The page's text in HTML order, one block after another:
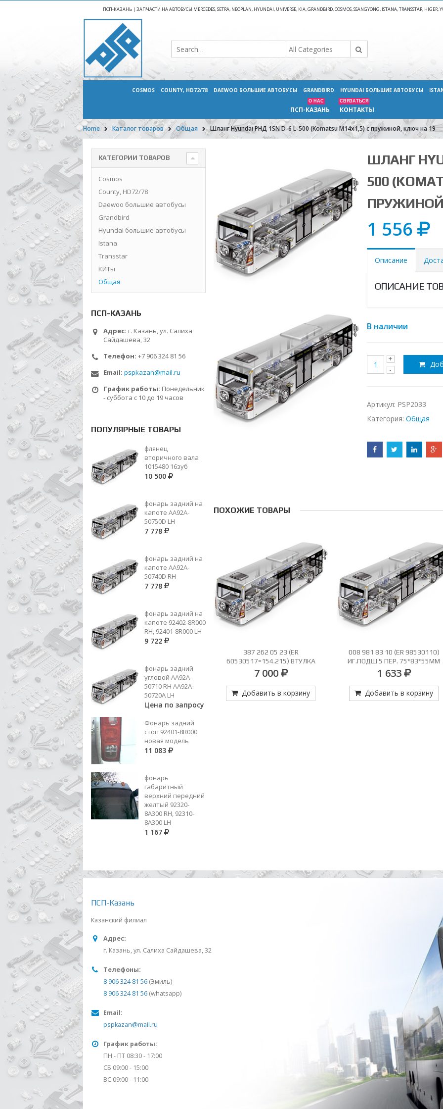
ПСП-КАЗАНЬ | ЗАПЧАСТИ НА АВТОБУСЫ MERCEDES, SETRA, NEOPLAN, HYUNDAI, UNIVERSE, KIA, GRANDBIRD, COSMOS, SSANGYONG, ISTANA, TRANSSTAR, HIGER,
COSMOS COUNTY, HD72/78 DAEWOO БОЛЬШИЕ АВТОБУСЫ GRANDBIRD HYUNDAI БОЛЬШИЕ АВТОБУСЫ
ПСП-КАЗАНЬ
О НАС
КОНТАКТЫ
СВЯЗАТЬСЯ
Home Каталог товаров Общая Шланг Hyundai РНД 1SN D-6 L-500 (Komatsu M14x1,5) с пружиной, ключ на 19
ШЛАНГ
500
1 556
Описание
ОПИСАНИЕ
В наличии
Артикул: PSP2033
Категория: Общая
ПОХОЖИЕ ТОВАРЫ
008 981 99 10 (ER 98530196)
Цена по запросу
Добавить в корзину
387 262 05 23 (ER
60530517=154.215) ВТУЛКА
СКОЛЬЗЯЩАЯ 3-4 ПЕР.60З.=387 262
15 23 (60530811)
7 000
Добавить в корзину
008 981 83 10 (ER 98530110)
ИГ.ПОДШ 5 ПЕР. 75*83*55ММ
1 633
Добавить в корзину
КАТЕГОРИИ ТОВАРОВ
Cosmos
County, HD72/78
Daewoo большие автобусы
Grandbird
Hyundai большие автобусы
Istana
Transstar
КИТы
Общая
ПСП-КАЗАНЬ
Адрес: г. Казань, ул. Салиха
Сайдашева, 32
Телефон: +7 906 324 81 56
Email: pspkazan@mail.ru
График работы: Понедельник
- суббота с 10 до 19 часов
ПОПУЛЯРНЫЕ ТОВАРЫ
флянец
вторичного вала
1015480 16зуб
10 500
фонарь задний на
капоте AA92A-
50750D LH
7 778
фонарь задний на
капоте AA92A-
50740D RH
7 778
фонарь задний на
капоте 92402-8R000
RH, 92401-8R000 LH
9 722
фонарь задний
угловой AA92A-
50710 RH AA92A-
50720A LH
Цена по запросу
Фонарь задний
стоп 92401-8R000
новая модель
11 083
фонарь
габаритный
верхний передний
желтый 92320-
8A300 RH, 92310-
8А300 LH
1 167
ПСП-Казань
Казанский филиал
Адрес:
г. Казань, ул. Салиха Сайдашева, 32
Телефоны:
8 906 324 81 56 (Эмиль)
8 906 324 81 56 (whatsapp)
Email:
pspkazan@mail.ru
График работы:
ПН - ПТ 08:30 - 17:00
СБ 09:00 - 15:00
ВС 09:00 - 11:00